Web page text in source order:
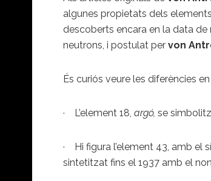
algunes propietats dels
descoberts encara en la data de
neutrons, i postulat pervon
És curiós veure les diferències
· L’element 18,argó,se
· Hi figura l’element 43, amb el
sintetitzat fins el 1937 amb el